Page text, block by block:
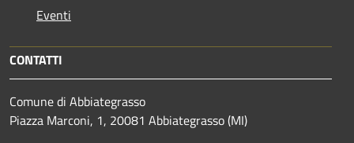
Eventi
CONTATTI
Comune di Abbiategrasso
Piazza Marconi, 1, 20081 Abbiategrasso (MI)